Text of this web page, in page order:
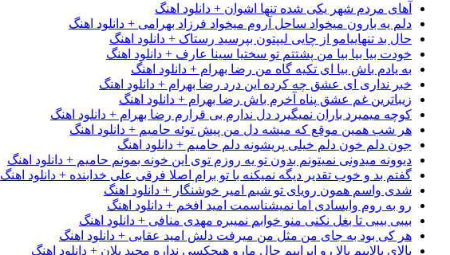
آهای مردم شهر یکی شده تنها اشوان + دانلود اهنگ
دلم یه بارون میخواد ساحل آروم میخواد فرزاد بهرامی + دانلود اهنگ
حال بد تنهاییامو از چایی لیپتون بپرسید رستاک + دانلود اهنگ
خودت بیا بیا بیا من پشتتم تو سختیا سینا عارف + دانلود اهنگ
به یادم باش بیا ای تکیه گاه من رضا بهرام + دانلود اهنگ
خبر نداری ای عشق چه کرده این درد رضا بهرام + دانلود اهنگ
زیباترین غم عشق پناه آخرم باش رضا بهرام + دانلود اهنگ
کوچه میمیرد باران نمیگیرد دل ندارم بی قرارم رضا بهرام + دانلود اهنگ
هر شب همین موقع که میشه دل من پیش توئه حامیم + دانلود اهنگ
جون دلم خون دلم خیلی پریشونه دلم حامیم + دانلود اهنگ
دیوونه میدونی نمیتونم بدون تو یه روزم توی این خونه بمونم حامیم + دانلود اهنگ
گفتم بد و خوب تقدیر دیگه نمیکنه با تو برام اصلا فرقی علی خدابنده + دانلود اهنگ
شدی واسم همون رویای تو شبم امیر خوشنگار + دانلود اهنگ
رو به روم وایسادی اما نمیشناسمت امید افخم + دانلود اهنگ
بیبی بیبی تا بغل نکنی منو خوابم نمیبره مهدی منافی + دانلود اهنگ
هر کی بود به جای من مثل من میرفت دلش امید عقابی + دانلود اهنگ
بالای بالاییم بالا رو ابراییم حال مارو هیچکسی نداره مجید یلان + دانلود اهنگ